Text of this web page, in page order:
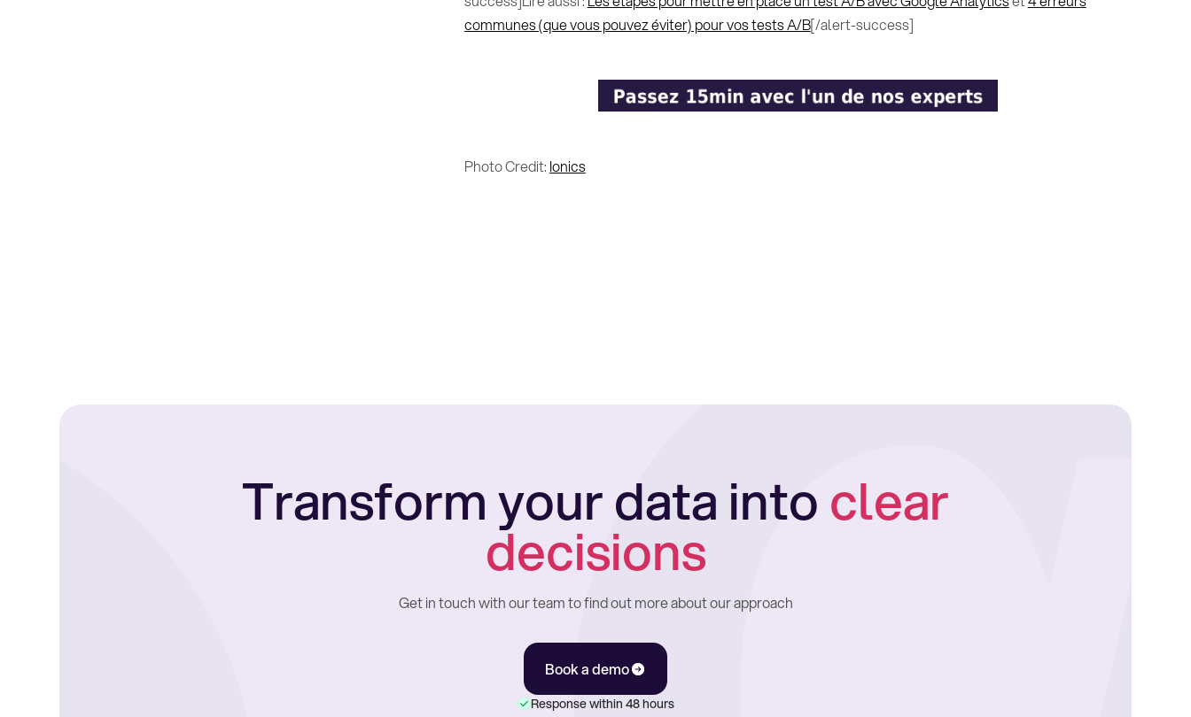
communes (que vous pouvez éviter) pour vos tests A/B[/alert-success]
Photo Credit: Ionics
Transform your data intoclear
decisions
Get in touch with our team to find out more about our approach
Book a demo
Response within 48 hours